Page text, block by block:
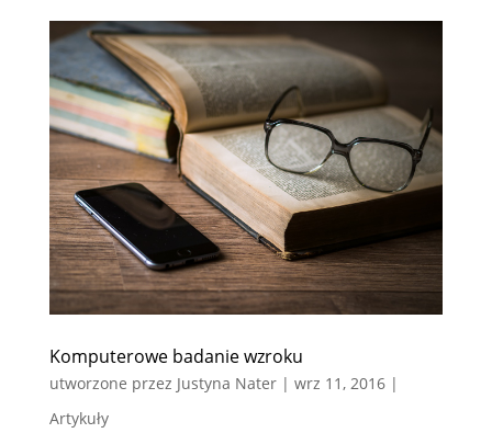
Komputerowe badanie wzroku
utworzone przez Justyna Nater| wrz 11, 2016|
Artykuły